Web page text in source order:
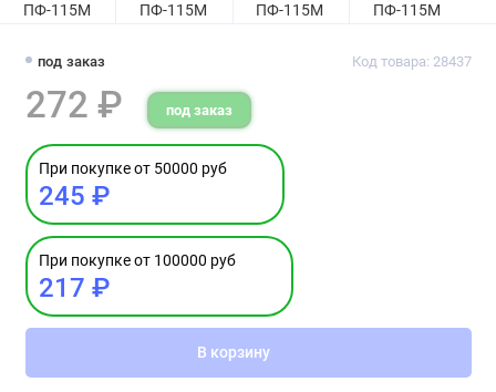
под заказ Код товара: 28437
272 ₽ под заказ
При покупке от 50000 руб
245 ₽
При покупке от 100000 руб
217 ₽
В корзину